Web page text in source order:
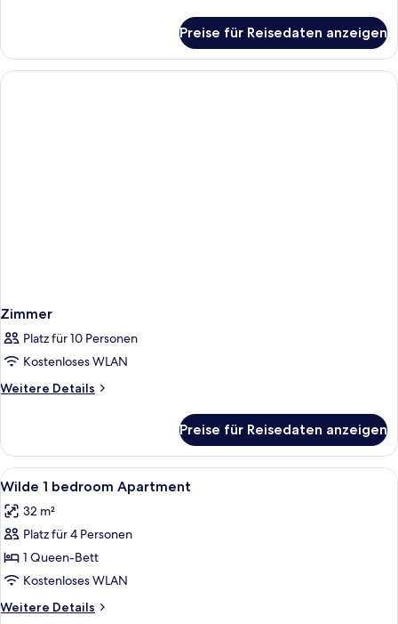
Preise für Reisedaten anzeigen
Zimmer
Platz für 10 Personen
Kostenloses WLAN
Weitere Details
Weitere
Preise für Reisedaten anzeigen
Alle
Fotos
für
Wilde
1
bedroom
Apartment
anzeigen
Zimmersafe,
5
Wilde 1 bedroom Apartment
32 m²
Platz für 4 Personen
1 Queen-Bett
Kostenloses WLAN
Weitere Details
Weitere